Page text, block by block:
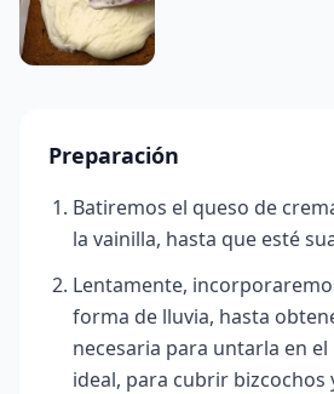
Preparación
Batiremos el queso de
la vainilla, hasta que esté
Lentamente,
forma de lluvia, hasta
necesaria para untarla en
ideal, para cubrir bizcochos